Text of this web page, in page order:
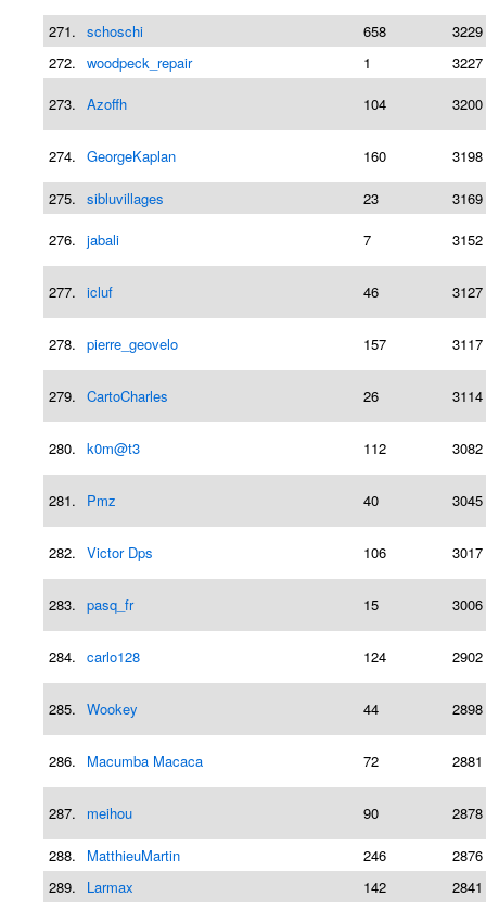
271. schoschi 658
3229
272. woodpeck_repair 1
3227
273. Azoffh 104 3200
274. GeorgeKaplan 160 3198
275. sibluvillages 23
3169
276. jabali 7 3152
277. icluf 46 3127
278. pierre_geovelo 157 3117
279. CartoCharles 26 3114
280. k0m@t3 112 3082
281. Pmz 40 3045
282. Victor Dps 106 3017
283. pasq_fr 15 3006
284. carlo128 124 2902
285. Wookey 44 2898
286. Macumba Macaca 72 2881
287. meihou 90 2878
288. MatthieuMartin 246
2876
289.
Larmax 142
2841